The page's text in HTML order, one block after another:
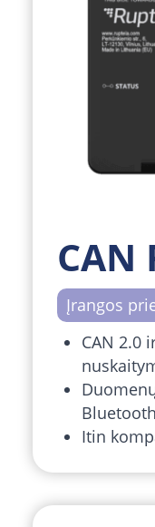
CAN
Įrangos
CAN 2.0
Itin